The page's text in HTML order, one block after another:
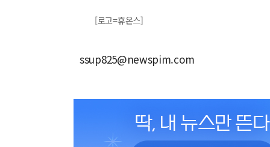
[로고=휴온스]
ssup825@newspim.com